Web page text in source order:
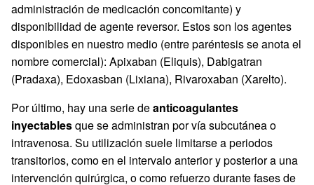
administración de medicación concomitante) y
disponibilidad de agente reversor. Estos son los agentes
disponibles en nuestro medio (entre paréntesis se anota el
nombre comercial): Apixaban (Eliquis), Dabigatran
(Pradaxa), Edoxasban (Lixiana), Rivaroxaban (Xarelto).
Por último, hay una serie deanticoagulantes
inyectablesque se administran por vía subcutánea o
intravenosa. Su utilización suele limitarse a periodos
transitorios, como en el intervalo anterior y posterior a una
intervención quirúrgica, o como refuerzo durante fases de